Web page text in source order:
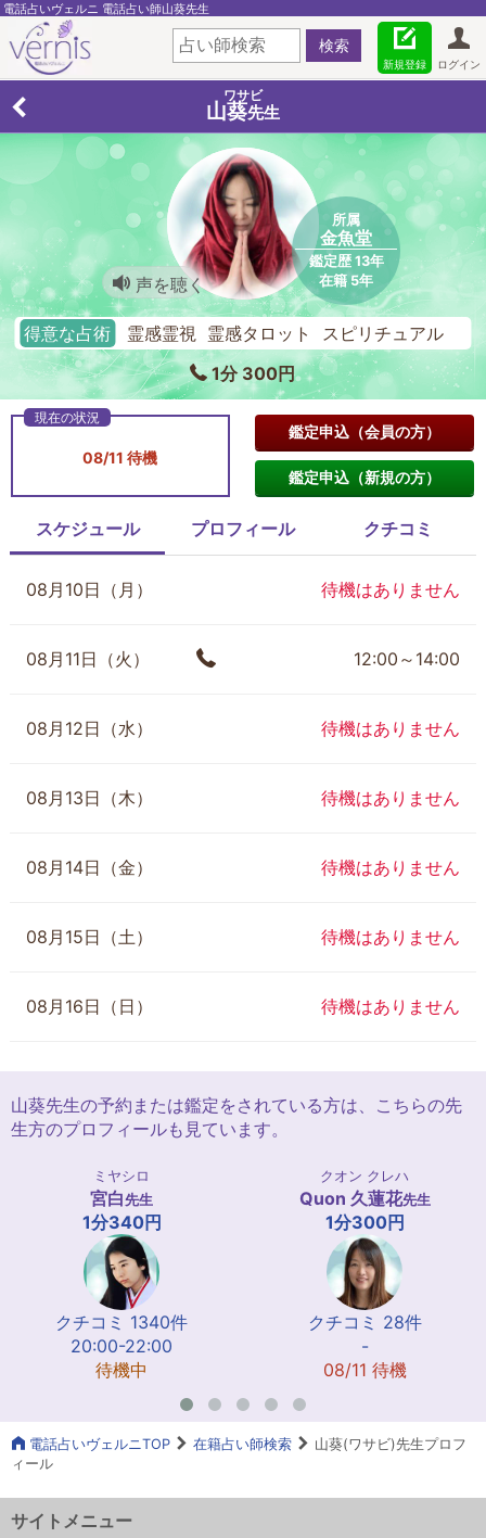
電話占いヴェルニ 電話占い師山葵先生
ログイン
新規登録
ワサビ
山葵先生
所属
金魚堂
鑑定歴 13年
在籍 5年
声を聴く
得意な占術
霊感霊視 霊感タロット スピリチュアル
1分 300円
08/11 待機
鑑定申込（会員の方）
鑑定申込（新規の方）
スケジュール プロフィール クチコミ
08月10日（月） 待機はありません
08月11日（火） 12:00～14:00
08月12日（水） 待機はありません
08月13日（木） 待機はありません
08月14日（金） 待機はありません
08月15日（土） 待機はありません
08月16日（日） 待機はありません
山葵先生の予約または鑑定をされている方は、こちらの先
生方のプロフィールも見ています。
ミヤシロ
宮白先生
1分340円
クチコミ 1340件
20:00-22:00
待機中
クオン クレハ
Quon 久蓮花先生
1分300円
クチコミ 28件
-
08/11 待機
電話占いヴェルニTOP 在籍占い師検索
山葵(ワサビ)先生プロフ
ィール
サイトメニュー